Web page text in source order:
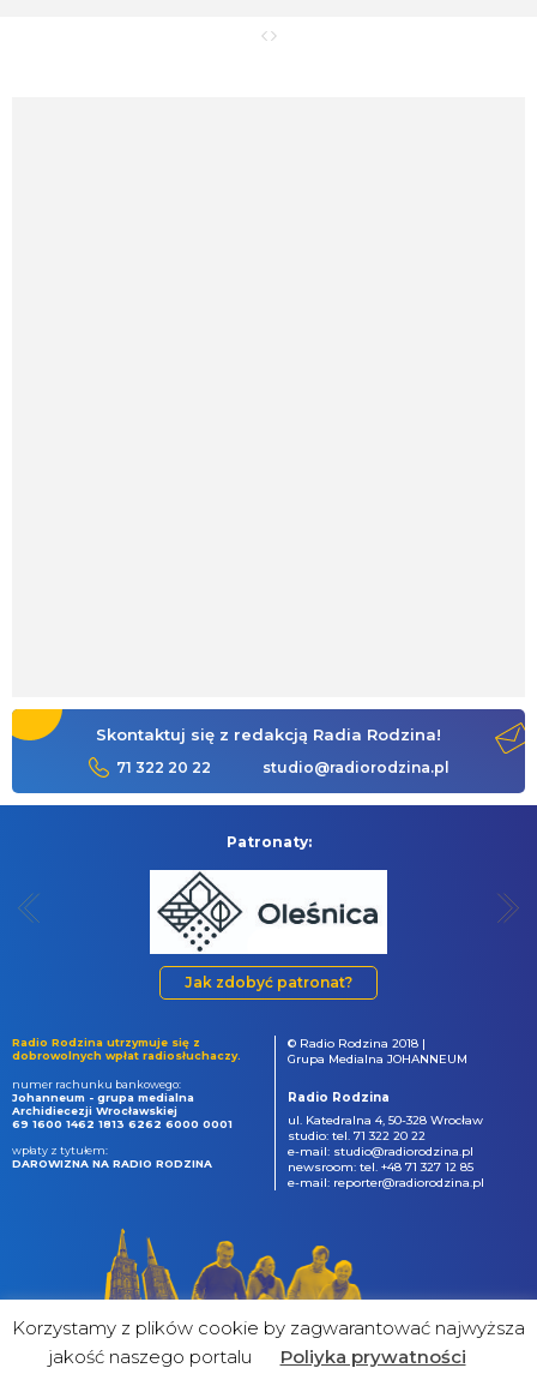
Skontaktuj się z redakcją Radia Rodzina!
71 322 20 22 studio@radiorodzina.pl
Patronaty:
Jak zdobyć patronat?
Radio Rodzina utrzymuje się z
dobrowolnych wpłat radiosłuchaczy.
numer rachunku bankowego:
Johanneum - grupa medialna
Archidiecezji Wrocławskiej
69 1600 1462 1813 6262 6000 0001
wpłaty z tytułem:
DAROWIZNA NA RADIO RODZINA
© Radio Rodzina 2018 |
Grupa Medialna JOHANNEUM
Radio Rodzina
ul. Katedralna 4, 50-328 Wrocław
studio: tel. 71 322 20 22
e-mail: studio@radiorodzina.pl
newsroom: tel. +48 71 327 12 85
e-mail: reporter@radiorodzina.pl
Korzystamy z plików cookie by zagwarantować najwyższa
jakość naszego portalu
Poliyka prywatności